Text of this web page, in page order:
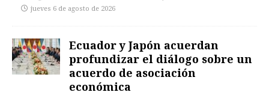
jueves 6 de agosto de 2026
Ecuador y Japón acuerdan
profundizar el diálogo sobre un
acuerdo de asociación
económica